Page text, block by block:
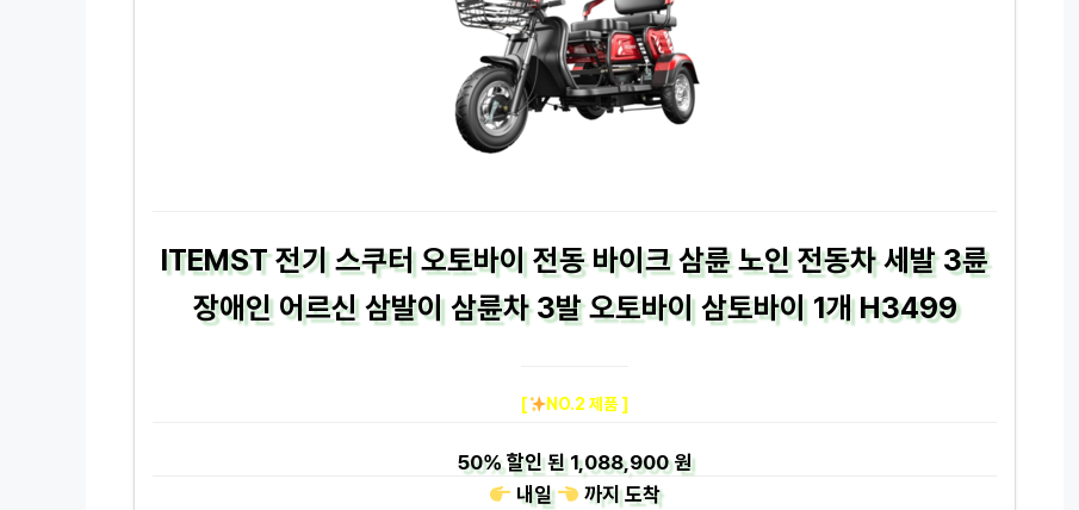
ITEMST 전기 스쿠터 오토바이 전동 바이크 삼륜 노인 전동차 세발 3륜
장애인 어르신 삼발이 삼륜차 3발 오토바이 삼토바이 1개 H3499
[ NO.2 제품 ]
50%할인 된1,088,900 원
내일
까지도착